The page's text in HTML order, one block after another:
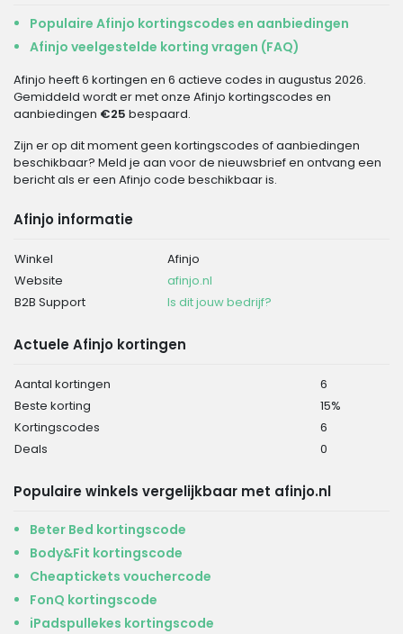
Populaire Afinjo kortingscodes en aanbiedingen
Afinjo veelgestelde korting vragen (FAQ)
Afinjo heeft 6 kortingen en 6 actieve codes in augustus 2026.
Gemiddeld wordt er met onze Afinjo kortingscodes en
aanbiedingen €25 bespaard.
Zijn er op dit moment geen kortingscodes of aanbiedingen
beschikbaar? Meld je aan voor de nieuwsbrief en ontvang een
bericht als er een Afinjo code beschikbaar is.
Afinjo informatie
Winkel
Afinjo
Website
afinjo.nl
B2B Support
Is dit jouw bedrijf?
Actuele Afinjo kortingen
Aantal kortingen
6
Beste korting
15%
Kortingscodes
6
Deals
0
Populaire winkels vergelijkbaar met afinjo.nl
Beter Bed kortingscode
Body&Fit kortingscode
Cheaptickets vouchercode
FonQ kortingscode
iPadspullekes kortingscode